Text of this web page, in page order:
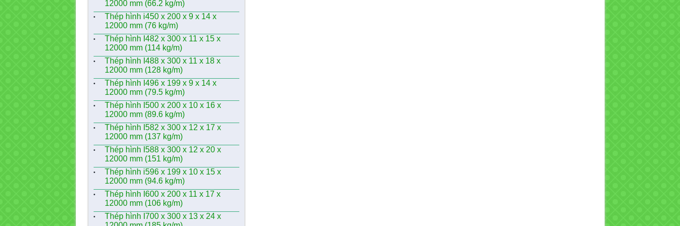
12000 mm (66.2 kg/m)
Thép hình i450 x 200 x 9 x 14 x
12000 mm (76 kg/m)
Thép hình I482 x 300 x 11 x 15 x
12000 mm (114 kg/m)
Thép hình I488 x 300 x 11 x 18 x
12000 mm (128 kg/m)
Thép hình I496 x 199 x 9 x 14 x
12000 mm (79.5 kg/m)
Thép hình I500 x 200 x 10 x 16 x
12000 mm (89.6 kg/m)
Thép hình I582 x 300 x 12 x 17 x
12000 mm (137 kg/m)
Thép hình I588 x 300 x 12 x 20 x
12000 mm (151 kg/m)
Thép hình i596 x 199 x 10 x 15 x
12000 mm (94.6 kg/m)
Thép hình I600 x 200 x 11 x 17 x
12000 mm (106 kg/m)
Thép hình I700 x 300 x 13 x 24 x